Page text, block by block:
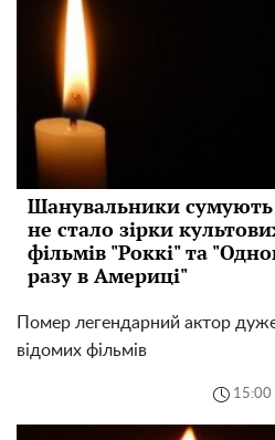
Шанувальники
не стало зірки
фільмів "Роккі" та
разу в Америці"
Помер легендарний актор
відомих фільмів
15:00